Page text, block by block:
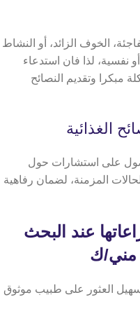
الخوف الزائد، أو النشاط
نفسية، لذا فان استدعاء
وتقديم النصائح
على استشارات حول
الحالات المزمنة، لضمان رفاهية
عند البحث
مني/ك
العثور على طبيب موثوق